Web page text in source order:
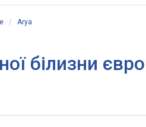
/ Arya
білизни